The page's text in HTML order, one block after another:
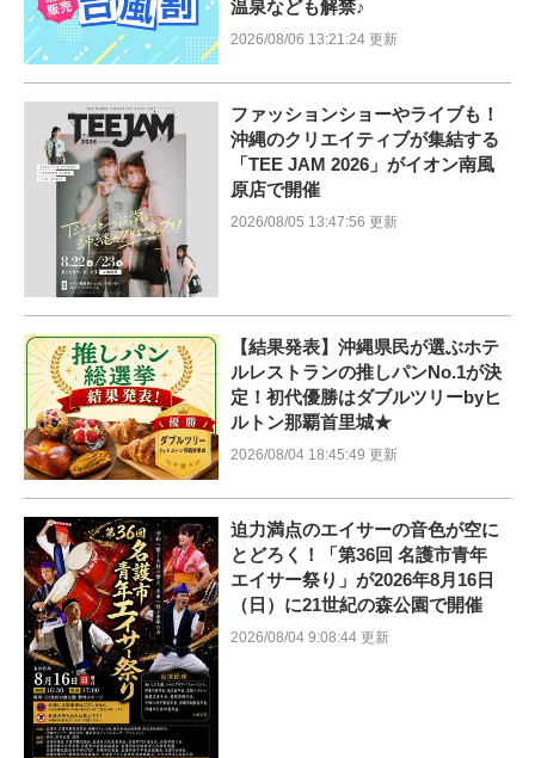
温泉なども解禁♪
2026/08/06 13:21:24 更新
ファッションショーやライブも！
沖縄のクリエイティブが集結する
「TEE JAM 2026」がイオン南風
原店で開催
2026/08/05 13:47:56 更新
【結果発表】沖縄県民が選ぶホテ
ルレストランの推しパンNo.1が決
定！初代優勝はダブルツリーbyヒ
ルトン那覇首里城★
2026/08/04 18:45:49 更新
迫力満点のエイサーの音色が空に
とどろく！「第36回 名護市青年
エイサー祭り」が2026年8月16日
（日）に21世紀の森公園で開催
2026/08/04 9:08:44 更新